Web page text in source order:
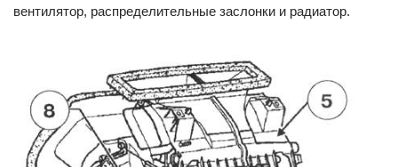
вентилятор, распределительные заслонки и радиатор.